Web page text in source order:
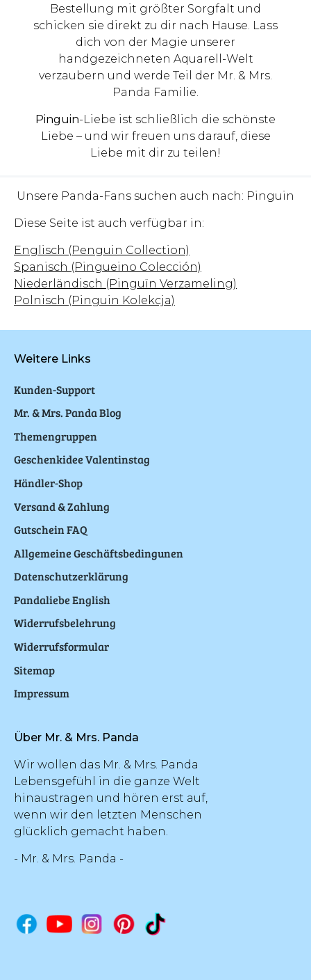
Bestellung mit größter Sorgfalt und
schicken sie direkt zu dir nach Hause. Lass
dich von der Magie unserer
handgezeichneten Aquarell-Welt
verzaubern und werde Teil der Mr. & Mrs.
Panda Familie.
Pinguin-Liebe ist schließlich die schönste
Liebe – und wir freuen uns darauf, diese
Liebe mit dir zu teilen!
Unsere Panda-Fans suchen auch nach: Pinguin
Diese Seite ist auch verfügbar in:
Englisch (Penguin Collection)
Spanisch (Pingueino Colección)
Niederländisch (Pinguïn Verzameling)
Polnisch (Pinguin Kolekcja)
Weitere Links
Kunden-Support
Mr. & Mrs. Panda Blog
Themengruppen
Geschenkidee Valentinstag
Händler-Shop
Versand & Zahlung
Gutschein FAQ
Allgemeine Geschäftsbedingunen
Datenschutzerklärung
Pandaliebe English
Widerrufsbelehrung
Widerrufsformular
Sitemap
Impressum
Über Mr. & Mrs. Panda
Wir wollen das Mr. & Mrs. Panda
Lebensgefühl in die ganze Welt
hinaustragen und hören erst auf,
wenn wir den letzten Menschen
glücklich gemacht haben.
- Mr. & Mrs. Panda -